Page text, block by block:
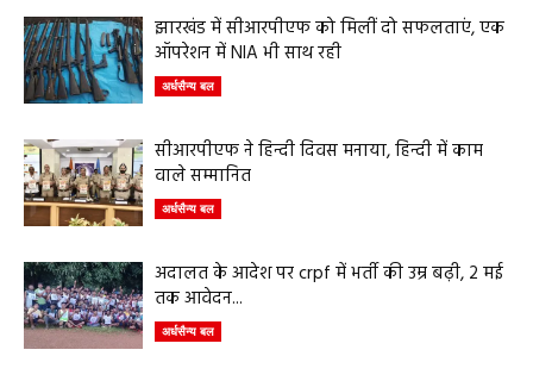
झारखंड में सीआरपीएफ को मिलीं दो सफलताएं, एक
ऑपरेशन में NIA भी साथ रही
अर्धसैन्य बल
सीआरपीएफ ने हिन्दी दिवस मनाया, हिन्दी में काम
वाले सम्मानित
अर्धसैन्य बल
अदालत के आदेश पर crpf में भर्ती की उम्र बढ़ी, 2 मई
तक आवेदन...
अर्धसैन्य बल